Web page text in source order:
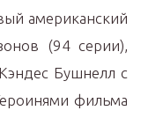
американский
(94 серии),
Бушнелл с
фильма